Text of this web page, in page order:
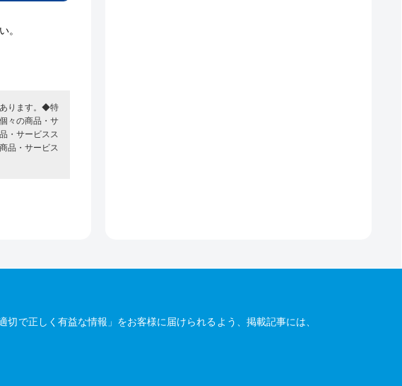
。
ります。◆特
々の商品・サ
・サービスス
品・サービス
で正しく有益な情報」をお客様に届けられるよう、掲載記事には、